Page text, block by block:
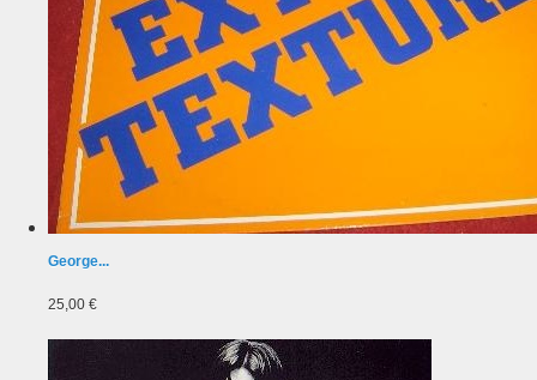
George...
25,00 €